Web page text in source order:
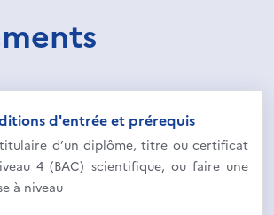
d'entrée et prérequis
d’un diplôme, titre ou certificat
4 (BAC) scientifique, ou faire une
à niveau